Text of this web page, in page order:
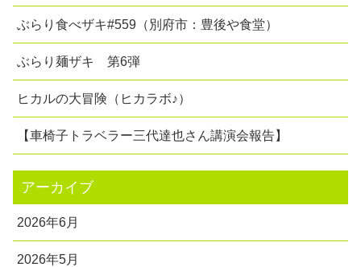
ぶらり食べザキ#559（別府市：豊後や食堂）
ぶらり麺ザキ 第6弾
ヒカルの大冒険（ヒカラボ♪）
【車椅子トラベラー三代達也さん講演会報告】
アーカイブ
2026年6月
2026年5月